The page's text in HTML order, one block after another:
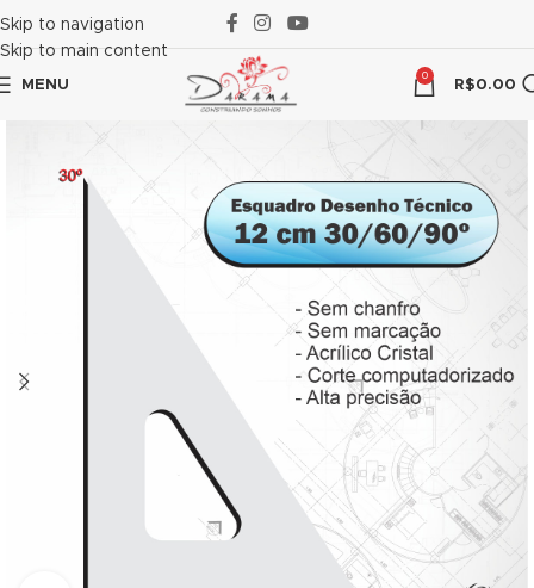
panel
panel
Skip to navigation
Skip to main content
MENU
0
R$0.00